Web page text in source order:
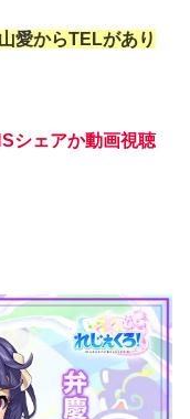
愛からTELがあり
シェアか動画視聴